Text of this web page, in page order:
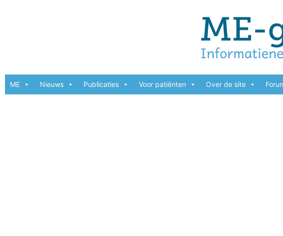
ME Nieuws Publicaties Voor patiënten Over de site